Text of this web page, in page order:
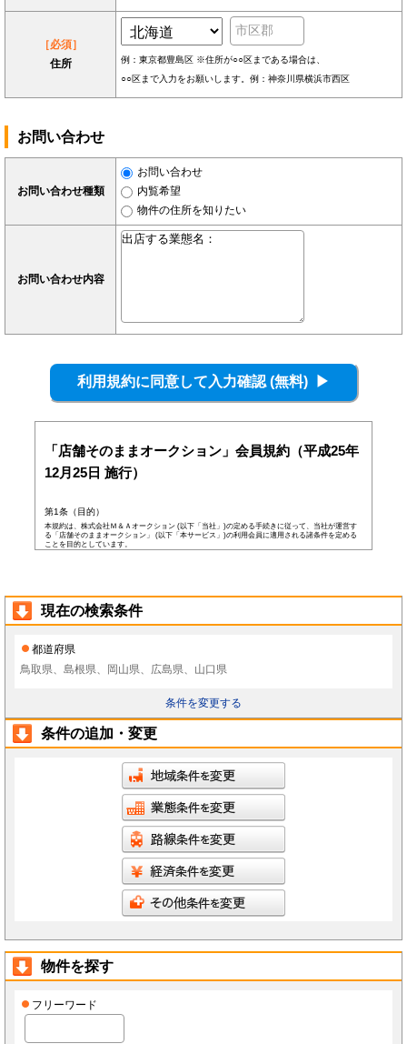
［必須］
住所
例：東京都豊島区 ※住所が○○区まである場合は、
○○区まで入力をお願いします。例：神奈川県横浜市西区
お問い合わせ
お問い合わせ種類
お問い合わせ
内覧希望
物件の住所を知りたい
お問い合わせ内容
「店舗そのままオークション」会員規約（平成25年
12月25日 施行）
第1条（目的）
本規約は、株式会社Ｍ＆Ａオークション (以下「当社」)の定める手続きに従って、当社が運営す
る「店舗そのままオークション」 (以下「本サービス」)の利用会員に適用される諸条件を定める
ことを目的としています。
以下の各号の条件を全て満たした者を本サービスの会員(以下「会員」)とします。
本規約に同意した者
当社所定の登録情報を当社へ提出した者
前項にかかわらず、以下の各号のいずれかに当てはまる者は会員となる資格を持たないもの
とし、会員登録が否認されることがあります。
なお、既に会員として登録されている者が以下の条件に当てはまっている場合、当社は何ら
通告なく、当社の判断により随時に本サービスを中止、もしくはその者の会員としての資格
録の際に後見人その他の法定代理人の同意等を得ている場合を除きます)
日本国外に在住の者
当社へ虚偽の事項を報告した者
破産状態もしくはそれと同等の状態にあり、信用状態が著しく悪化している者
二重に会員登録している者
当社、本サービス、又は他の会員の信用もしくは権利を侵害する恐れがあると当社が
暴力団員(準構成員個人を含みます)、その他の反社会的団体の構成員等
公序良俗に反する行為をした者
犯罪歴がある者
過去に当社より会員登録を取り消されたことがある者
本規約に違反した者
前項の措置により会員が損害を被った場合でも、当社はその責任を負わないものとします。
会員は当社が書面で承認する場合を除き、会員としての地位をいかなる第三者にも譲渡でき
ないものとします。
会員は、当社へ報告した自らに関する情報に変更が生じた場合、当社が指定する方法で最新
の情報を当社へ報告するものとします。なお、本項の報告をしなかったことにより、会員が
損害を被った場合でも当社は責任を負わないものとします。
合、当社所定の手続きに従っておこなうものとします。
第3条（ID・パスワード）
会員は、会員登録時に当社もしくは当社の指定する本サービスに関するシステム導入会社
開示し、もしくは利用させてはならないものとします。
会員は、IDを善良なる管理者の注意義務をもって管理するものとし、紛失、喪失、盗難、誤
現在の検索条件
都道府県
鳥取県、島根県、岡山県、広島県、山口県
条件を変更する
条件の追加・変更
物件を探す
フリーワード